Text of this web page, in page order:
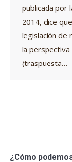
publicada por
2014, dice
legislación de
la perspectiva
(traspuesta…
¿Cómo